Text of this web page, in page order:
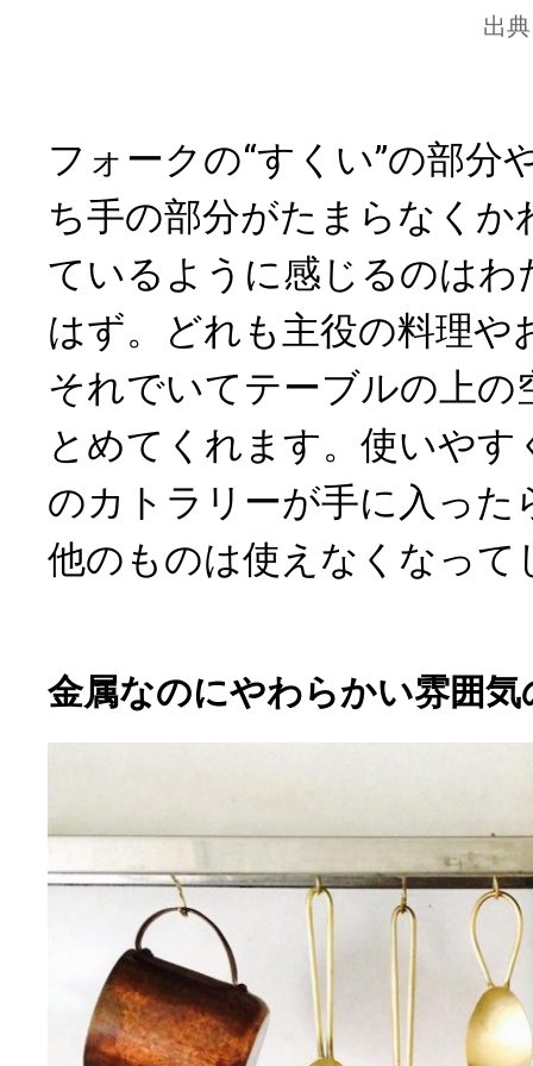
出
フォークの“すくい”の部分
ち手の部分がたまらなくか
ているように感じるのは
はず。どれも主役の料理や
それでいてテーブルの上の
とめてくれます。使いや
のカトラリーが手に入った
他のものは使えなくなって
金属なのにやわらかい雰囲